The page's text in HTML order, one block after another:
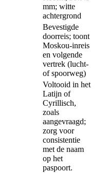
mm; witte
achtergrond
Bevestigde
doorreis; toont
Moskou-inreis
en volgende
vertrek (lucht-
of spoorweg)
Voltooid in het
Latijn of
Cyrillisch,
zoals
aangevraagd;
zorg voor
consistentie
met de naam
op het
paspoort.